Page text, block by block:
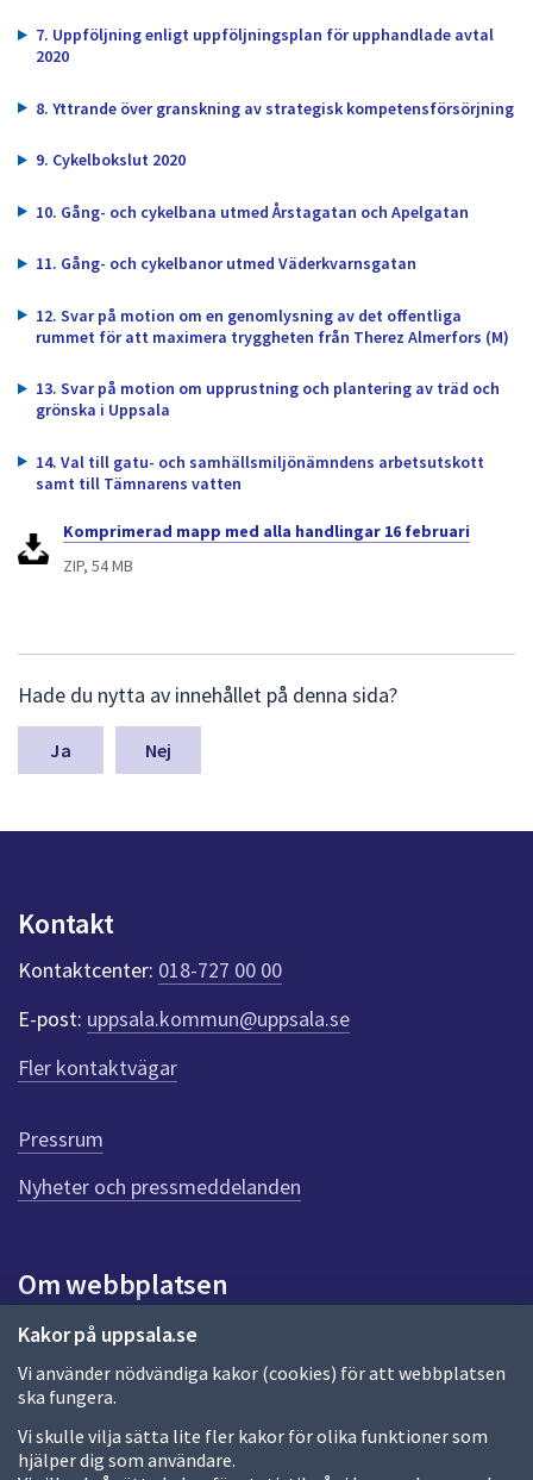
Kakor på uppsala.se
Vi använder nödvändiga kakor (cookies) för att webbplatsen
ska fungera.
Vi skulle vilja sätta lite fler kakor för olika funktioner som
hjälper dig som användare.
7. Uppföljning enligt uppföljningsplan för upphandlade avtal
2020
8. Yttrande över granskning av strategisk kompetensförsörjning
9. Cykelbokslut 2020
10. Gång- och cykelbana utmed Årstagatan och Apelgatan
11. Gång- och cykelbanor utmed Väderkvarnsgatan
12. Svar på motion om en genomlysning av det offentliga
rummet för att maximera tryggheten från Therez Almerfors (M)
13. Svar på motion om upprustning och plantering av träd och
grönska i Uppsala
14. Val till gatu- och samhällsmiljönämndens arbetsutskott
samt till Tämnarens vatten
Komprimerad mapp med alla handlingar 16 februari
ZIP, 54 MB
ä
m
a
y
n
t
r
ö
e
n
n
i
d
a
Hade du nytta av innehållet på denna sida?
Nej
Kontakt
Kontaktcenter: 018-727 00 00
E-post: uppsala.kommun@uppsala.se
Fler kontaktvägar
Pressrum
Nyheter och pressmeddelanden
Om webbplatsen
Om webbplatsen
Allmänna handlingar och diarium
Behandling av personuppgifter
Kakor